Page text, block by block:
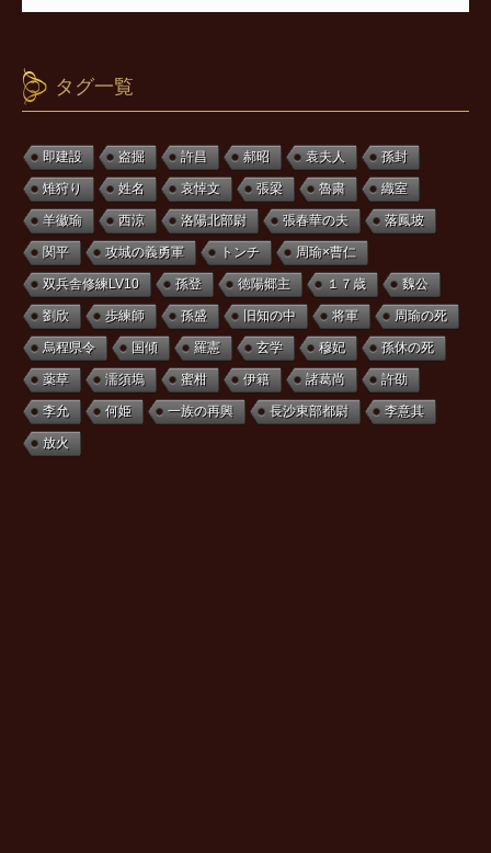
タグ一覧
即建設 盗掘 許昌 郝昭 袁夫人 孫封
雉狩り 姓名 哀悼文 張梁 魯粛 織室
羊徽瑜 西涼 洛陽北部尉 張春華の夫 落鳳坡
関平 攻城の義勇軍 トンチ 周瑜×曹仁
双兵舎修練LV10 孫登 徳陽郷主 １７歳 魏公
劉欣 歩練師 孫盛 旧知の中 将軍 周瑜の死
烏程県令 国傾 羅憲 玄学 穆妃 孫休の死
薬草 濡須塢 蜜柑 伊籍 諸葛尚 許劭
李允 何姫 一族の再興 長沙東部都尉 李意其
放火